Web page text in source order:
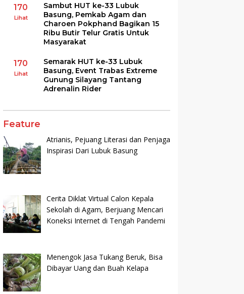
170
Lihat
Sambut HUT ke-33 Lubuk
Basung, Pemkab Agam dan
Charoen Pokphand Bagikan 15
Ribu Butir Telur Gratis Untuk
Masyarakat
170
Lihat
Semarak HUT ke-33 Lubuk
Basung, Event Trabas Extreme
Gunung Silayang Tantang
Adrenalin Rider
Feature
Atrianis, Pejuang Literasi dan Penjaga
Inspirasi Dari Lubuk Basung
Cerita Diklat Virtual Calon Kepala
Sekolah di Agam, Berjuang Mencari
Koneksi Internet di Tengah Pandemi
Menengok Jasa Tukang Beruk, Bisa
Dibayar Uang dan Buah Kelapa